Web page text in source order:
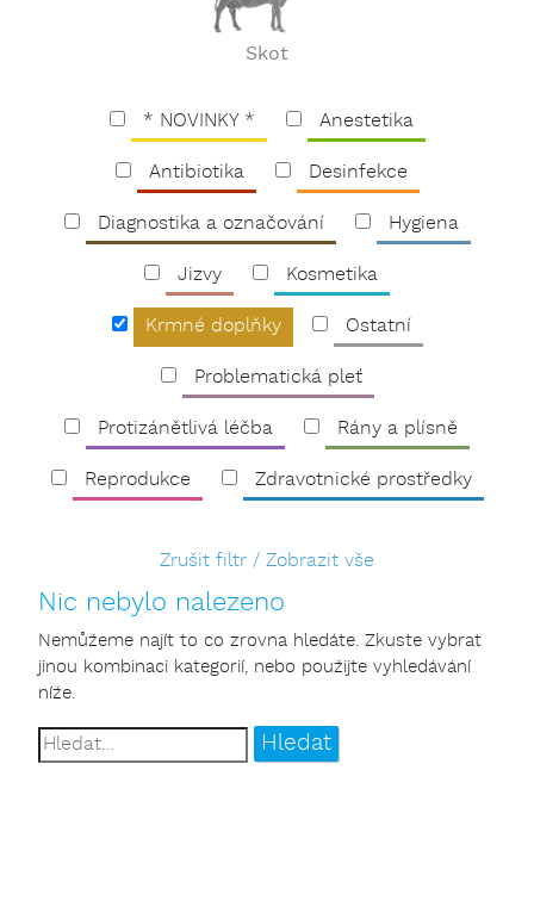
Skot
* NOVINKY * Anestetika
Antibiotika Desinfekce
Diagnostika a označování Hygiena
Jizvy Kosmetika
Krmné doplňky Ostatní
Problematická pleť
Protizánětlivá léčba Rány a plísně
Reprodukce Zdravotnické prostředky
Zrušit filtr / Zobrazit vše
Nic nebylo nalezeno
Nemůžeme najít to co zrovna hledáte. Zkuste vybrat
jinou kombinaci kategorií, nebo použijte vyhledávání
níže.